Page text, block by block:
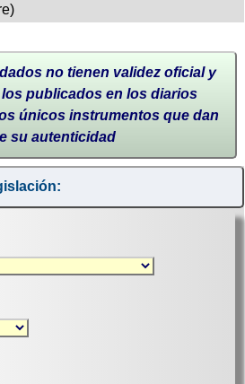
no tienen validez oficial y
publicados en los diarios
únicos instrumentos que dan
su autenticidad